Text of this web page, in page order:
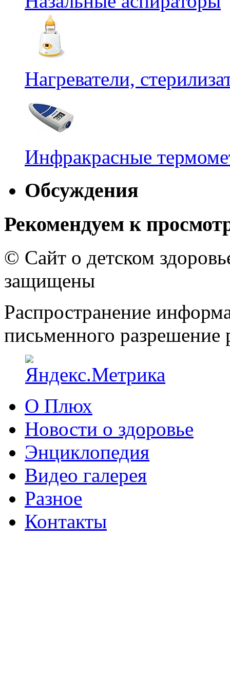
Нагреватели,
Инфракрасные
Обсуждения
Рекомендуем к
© Сайт о детском
защищены
Распространение
письменного разрешение
О Плюх
Новости о здоровье
Энциклопедия
Видео галерея
Разное
Контакты